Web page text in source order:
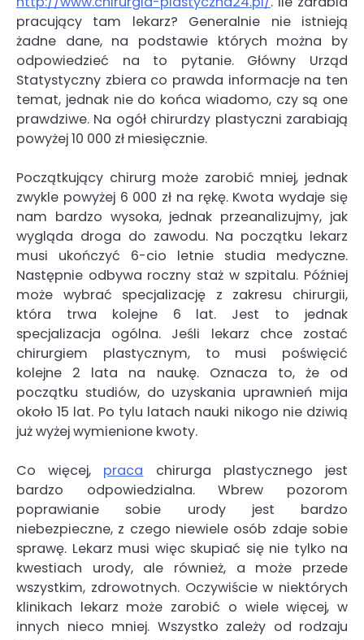
pracujący tam lekarz? Generalnie nie istnieją
żadne dane, na podstawie których można by
odpowiedzieć na to pytanie. Główny Urząd
Statystyczny zbiera co prawda informacje na ten
temat, jednak nie do końca wiadomo, czy są one
prawdziwe. Na ogół chirurdzy plastyczni zarabiają
powyżej 10 000 zł miesięcznie.
Początkujący chirurg może zarobić mniej, jednak
zwykle powyżej 6 000 zł na rękę. Kwota wydaje się
nam bardzo wysoka, jednak przeanalizujmy, jak
wygląda droga do zawodu. Na początku lekarz
musi ukończyć 6-cio letnie studia medyczne.
Następnie odbywa roczny staż w szpitalu. Później
może wybrać specjalizację z zakresu chirurgii,
która trwa kolejne 6 lat. Jest to jednak
specjalizacja ogólna. Jeśli lekarz chce zostać
chirurgiem plastycznym, to musi poświęcić
kolejne 2 lata na naukę. Oznacza to, że od
początku studiów, do uzyskania uprawnień mija
około 15 lat. Po tylu latach nauki nikogo nie dziwią
już wyżej wymienione kwoty.
Co więcej, praca chirurga plastycznego jest
bardzo odpowiedzialna. Wbrew pozorom
poprawianie sobie urody jest bardzo
niebezpieczne, z czego niewiele osób zdaje sobie
sprawę. Lekarz musi więc skupiać się nie tylko na
kwestiach urody, ale również, a może przede
wszystkim, zdrowotnych. Oczywiście w niektórych
klinikach lekarz może zarobić o wiele więcej, w
innych nieco mniej. Wszystko zależy od rodzaju